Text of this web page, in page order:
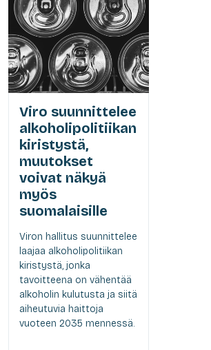
Viro suunnittelee
alkoholipolitiikan
kiristystä,
muutokset
voivat näkyä
myös
suomalaisille
Viron hallitus suunnittelee
laajaa alkoholipolitiikan
kiristystä, jonka
tavoitteena on vähentää
alkoholin kulutusta ja siitä
aiheutuvia haittoja
vuoteen 2035 mennessä.